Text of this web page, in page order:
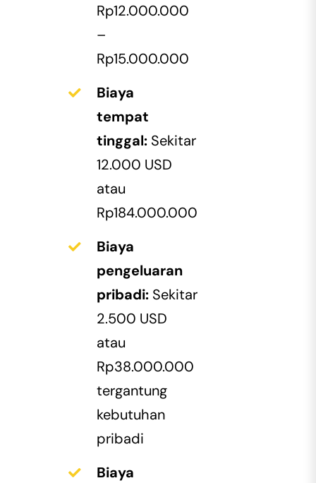
Rp12.000.000
–
Rp15.000.000
Biaya
tempat
tinggal: Sekitar
12.000 USD
atau
Rp184.000.000
Biaya
pengeluaran
pribadi: Sekitar
2.500 USD
atau
Rp38.000.000
tergantung
kebutuhan
pribadi
Biaya